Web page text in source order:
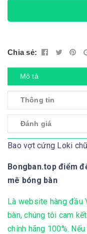
Chia sẻ:
Mô tả
Thông tin
Đánh giá
Bao vợt cứng Loki
Bongban.top điểm
mê bóng bàn
Là website hàng đầu
bàn, chúng tôi cam
chính hãng 100%.